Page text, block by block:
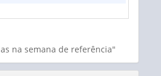
na semana de referência"